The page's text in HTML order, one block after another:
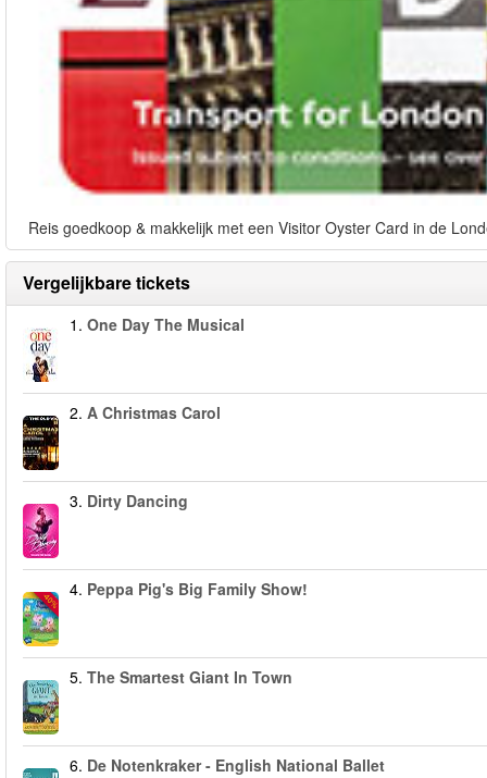
Reis goedkoop & makkelijk met een Visitor Oyster Card in de
Vergelijkbare tickets
1. One Day The Musical
2. A Christmas Carol
3. Dirty Dancing
-40%
4. Peppa Pig's Big Family Show!
5. The Smartest Giant In Town
6. De Notenkraker - English National Ballet